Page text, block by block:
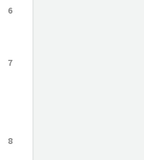
6
7
8